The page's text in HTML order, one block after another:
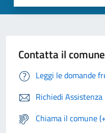
Contatta il comune
Leggi le domande
Richiedi Assistenza
Chiama il comune